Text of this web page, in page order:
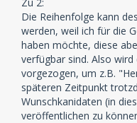
Die Reihenfolge kann
werden, weil ich für die
haben möchte, diese
verfügbar sind. Also
vorgezogen, um z.B.
späteren Zeitpunkt
Wunschkanidaten (in
veröffentlichen zu